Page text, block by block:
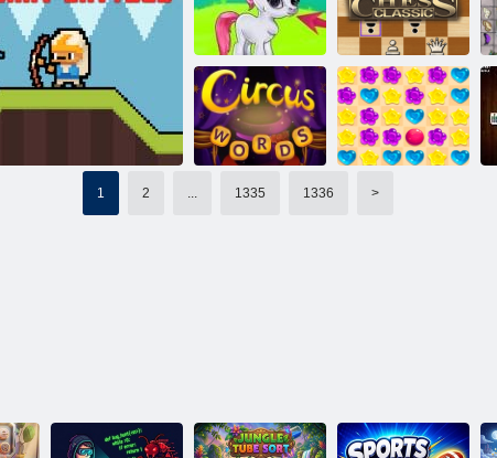
קחשמ תריז
קראש Fruita
יאדויק רפרפ
העוב יקחשמ יסאלק טמחש
1 2 ... 1335 1336 >